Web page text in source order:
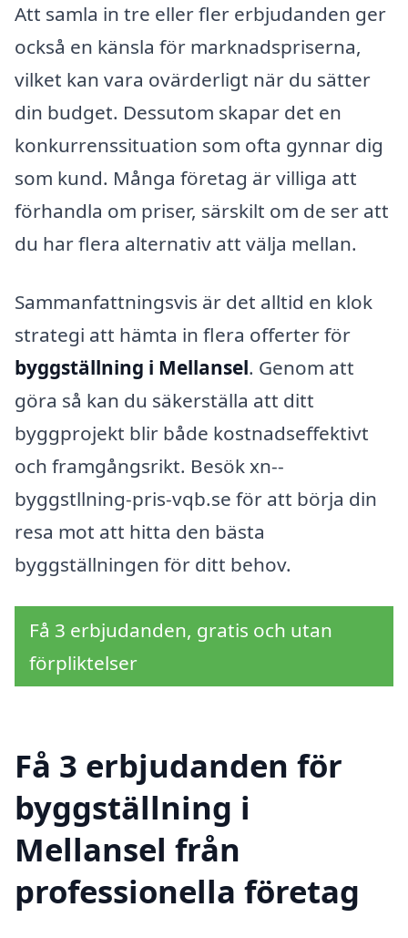
Att samla in tre eller fler erbjudanden ger
också en känsla för marknadspriserna,
vilket kan vara ovärderligt när du sätter
din budget. Dessutom skapar det en
konkurrenssituation som ofta gynnar dig
som kund. Många företag är villiga att
förhandla om priser, särskilt om de ser att
du har flera alternativ att välja mellan.
Sammanfattningsvis är det alltid en klok
strategi att hämta in flera offerter för
byggställning i Mellansel. Genom att
göra så kan du säkerställa att ditt
byggprojekt blir både kostnadseffektivt
och framgångsrikt. Besök xn--
byggstllning-pris-vqb.se för att börja din
resa mot att hitta den bästa
byggställningen för ditt behov.
Få 3 erbjudanden, gratis och utan
förpliktelser
Få 3 erbjudanden för
byggställning i
Mellansel från
professionella företag